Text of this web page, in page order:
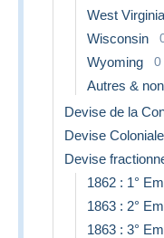
West Virginia
Wisconsin
Wyoming 0
Autres &
Devise de la
Devise
Devise
1862 : 1°
1863 : 2°
1863 : 3°